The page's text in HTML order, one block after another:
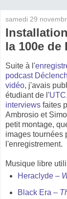
samedi 29
la 100e de
Suite à l'
podcast
vidéo, j'avais
étudiant de l'UTC
interviews faites
Ambrosio et
petit montage,
images tournées
l'enregistrement.
Musique libre
Heraclyde –
Black Era –